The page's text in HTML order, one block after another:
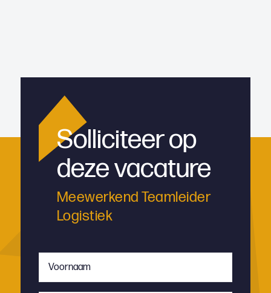
Solliciteer op
deze vacature
Meewerkend Teamleider
Logistiek
Voornaam